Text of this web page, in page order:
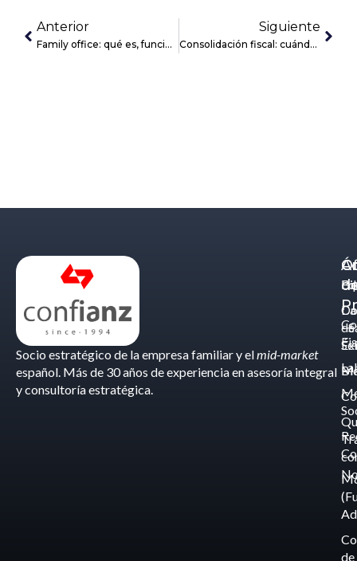
Anterior
Family office: qué es, funciones y cuándo crearlo
Siguiente
Consolidación fiscal: cuándo conviene crear un holding
Socio estratégico de la empresa familiar y elmid-market
español. Más de 30 años de experiencia en asesoría integral
y consultoría estratégica.
de
de
-